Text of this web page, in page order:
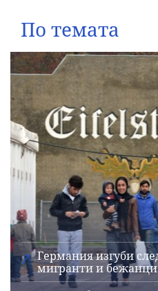
По темата
Германия изгуби
мигранти и бежанци